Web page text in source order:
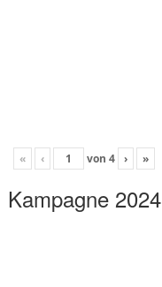
« ‹ von 4 › »
Kampagne 2024